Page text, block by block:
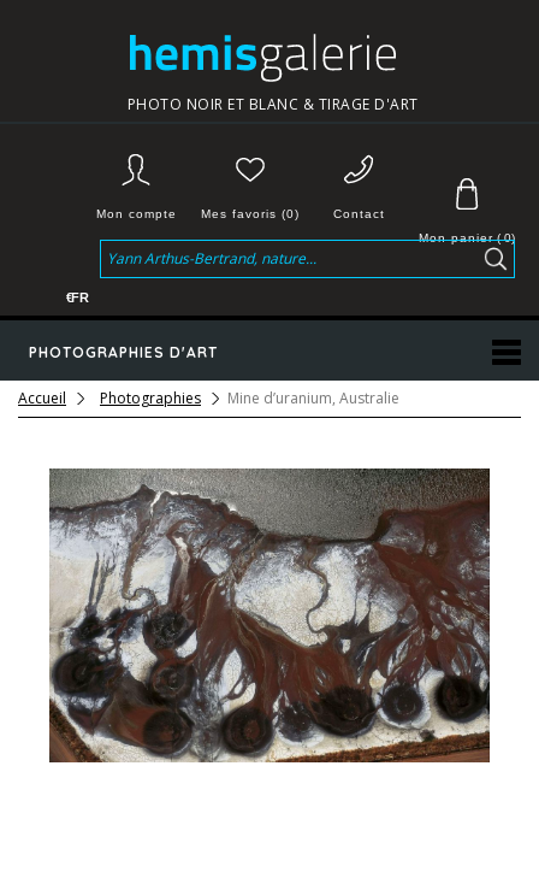
PHOTO NOIR ET BLANC & TIRAGE D'ART
Mon panier( 0)
Contact
Mes favoris (0)
Mon compte
PHOTOGRAPHIES D'ART
€FR
Accueil Photographies Mine d’uranium, Australie